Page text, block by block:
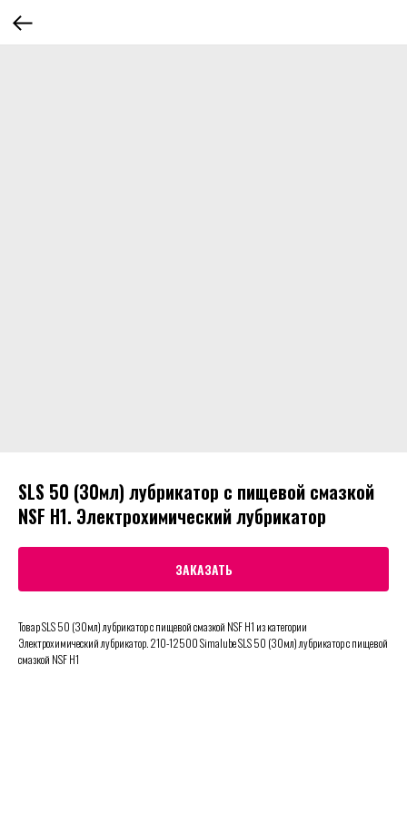
SLS 50 (30мл) лубрикатор с пищевой смазкой
NSF H1. Электрохимический лубрикатор
ЗАКАЗАТЬ
Товар SLS 50 (30мл) лубрикатор с пищевой смазкой NSF H1 из категории
Электрохимический лубрикатор. 210-12500 Simalube SLS 50 (30мл) лубрикатор с пищевой
смазкой NSF H1